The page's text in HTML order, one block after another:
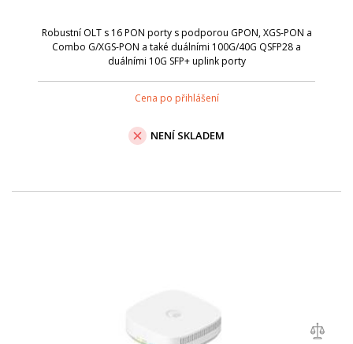
Robustní OLT s 16 PON porty s podporou GPON, XGS-PON a
Combo G/XGS-PON a také duálními 100G/40G QSFP28 a
duálními 10G SFP+ uplink porty
Cena po přihlášení
NENÍ SKLADEM